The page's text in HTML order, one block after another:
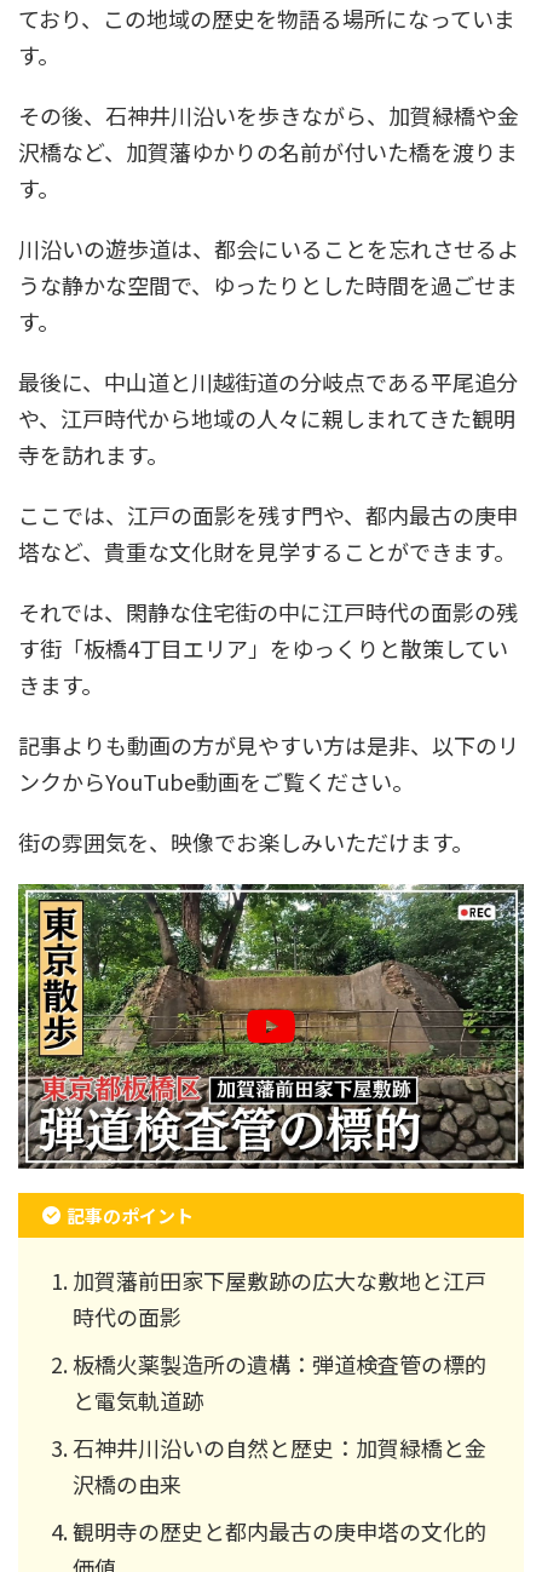
ており、この地域の歴史を物語る場所になっていま
す。
その後、石神井川沿いを歩きながら、加賀緑橋や金
沢橋など、加賀藩ゆかりの名前が付いた橋を渡りま
す。
川沿いの遊歩道は、都会にいることを忘れさせるよ
うな静かな空間で、ゆったりとした時間を過ごせま
す。
最後に、中山道と川越街道の分岐点である平尾追分
や、江戸時代から地域の人々に親しまれてきた観明
寺を訪れます。
ここでは、江戸の面影を残す門や、都内最古の庚申
塔など、貴重な文化財を見学することができます。
それでは、閑静な住宅街の中に江戸時代の面影の残
す街「板橋4丁目エリア」をゆっくりと散策してい
きます。
記事よりも動画の方が見やすい方は是非、以下のリ
ンクからYouTube動画をご覧ください。
街の雰囲気を、映像でお楽しみいただけます。
記事のポイント
加賀藩前田家下屋敷跡の広大な敷地と江戸
時代の面影
板橋火薬製造所の遺構：弾道検査管の標的
と電気軌道跡
石神井川沿いの自然と歴史：加賀緑橋と金
沢橋の由来
観明寺の歴史と都内最古の庚申塔の文化的